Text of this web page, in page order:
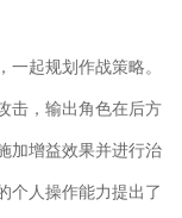
起规划作战策略。
击，输出角色在后方
加增益效果并进行治
个人操作能力提出了